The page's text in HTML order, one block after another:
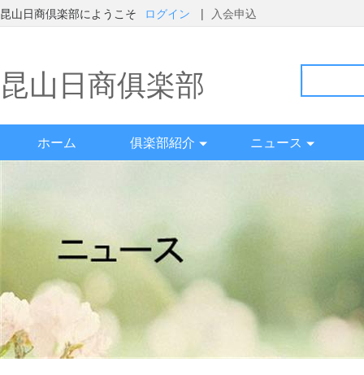
昆山日商倶楽部にようこそ ログイン | 入会申込
昆山日商俱楽部
ホーム 俱楽部紹介 ニュース